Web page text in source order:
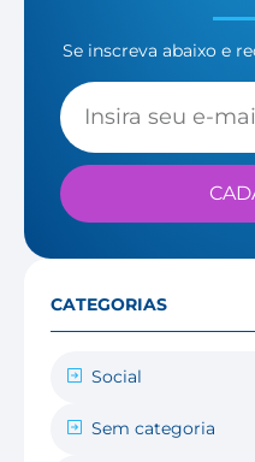
Se inscreva abaixo e
CATEGORIAS
Social
Sem categoria